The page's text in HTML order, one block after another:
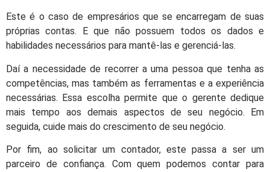
Este é o caso de empresários que se encarregam de suas
próprias contas. E que não possuem todos os dados e
habilidades necessários para mantê-las e gerenciá-las.
Daí a necessidade de recorrer a uma pessoa que tenha as
competências, mas também as ferramentas e a experiência
necessárias. Essa escolha permite que o gerente dedique
mais tempo aos demais aspectos de seu negócio. Em
seguida, cuide mais do crescimento de seu negócio.
Por fim, ao solicitar um contador, este passa a ser um
parceiro de confiança. Com quem podemos contar para